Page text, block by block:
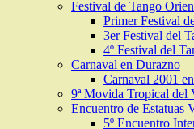
Festival de Tango
Primer Festival
3er Festival del
4º Festival del
Carnaval en Durazno
Carnaval 2001
9ª Movida Tropical del
Encuentro de Estatuas
5º Encuentro